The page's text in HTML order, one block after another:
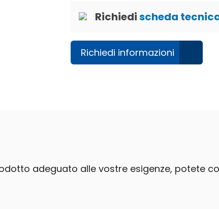
Richiedischeda
Richiedi informazioni
adeguato alle vostre esigenze, potete